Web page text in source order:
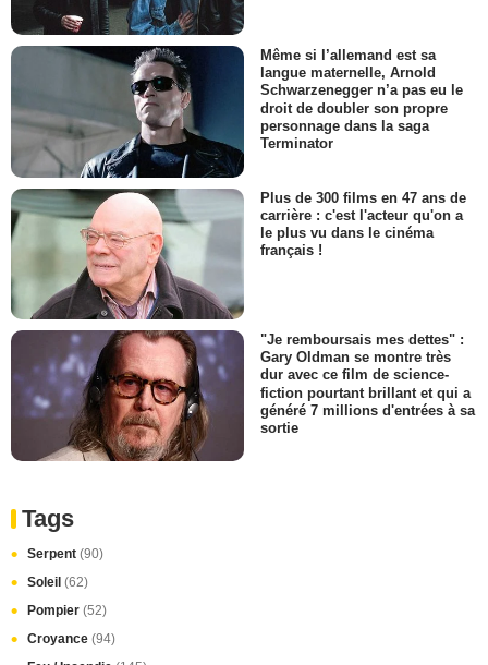
Même si l’allemand est sa
langue maternelle, Arnold
Schwarzenegger n’a pas eu le
droit de doubler son propre
personnage dans la saga
Terminator
Plus de 300 films en 47 ans de
carrière : c'est l'acteur qu'on a
le plus vu dans le cinéma
français !
"Je remboursais mes dettes" :
Gary Oldman se montre très
dur avec ce film de science-
fiction pourtant brillant et qui a
généré 7 millions d'entrées à sa
sortie
Tags
Serpent (90)
Soleil (62)
Pompier (52)
Croyance (94)